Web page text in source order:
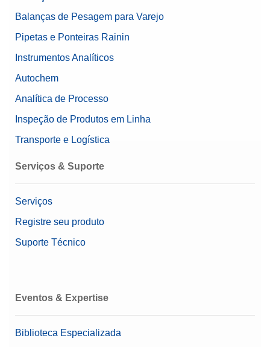
Balanças de Pesagem para Varejo
Pipetas e Ponteiras Rainin
Instrumentos Analíticos
Autochem
Analítica de Processo
Inspeção de Produtos em Linha
Transporte e Logística
Serviços & Suporte
Serviços
Registre seu produto
Suporte Técnico
Eventos & Expertise
Biblioteca Especializada